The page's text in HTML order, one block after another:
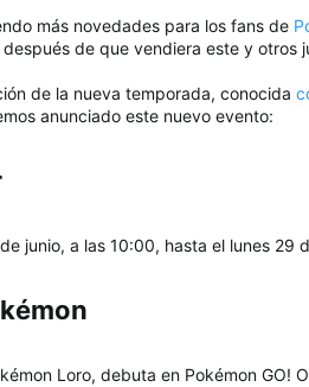
más novedades para los fans de
después de que vendiera este y otros
de la nueva temporada, conocida
anunciado este nuevo evento:
junio, a las 10:00, hasta el lunes 29
Loro, debuta en Pokémon